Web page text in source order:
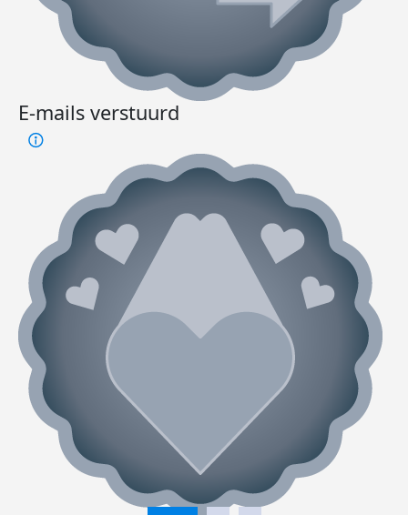
E-mails verstuurd